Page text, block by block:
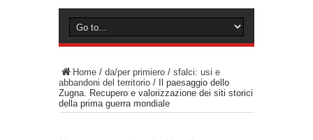
Home / da/per primiero / sfalci: usi e
abbandoni del territorio /
Il paesaggio dello
Zugna. Recupero e valorizzazione dei siti storici
della prima guerra mondiale